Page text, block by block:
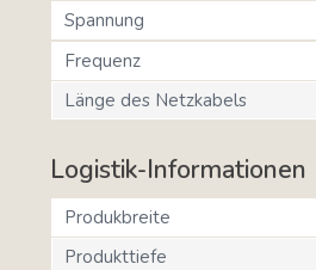
Spannung
Frequenz
Länge des Netzkabels
Logistik-Informationen
Produkbreite
Produkttiefe